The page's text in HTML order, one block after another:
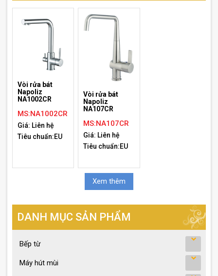
Vòi rửa bát
Napoliz
NA1002CR
MS:NA1002CR
Giá: Liên hệ
Tiêu chuẩn:EU
Vòi rửa bát
Napoliz
NA107CR
MS:NA107CR
Giá: Liên hệ
Tiêu chuẩn:EU
Xem thêm
DANH MỤC SẢN PHẨM
Bếp từ
Máy hút mùi